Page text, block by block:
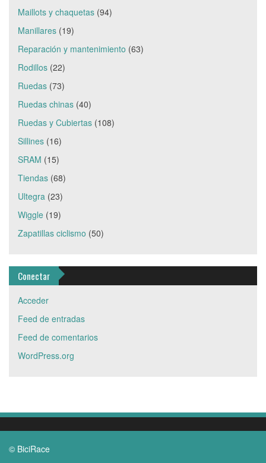
Maillots y chaquetas (94)
Manillares (19)
Reparación y mantenimiento (63)
Rodillos (22)
Ruedas (73)
Ruedas chinas (40)
Ruedas y Cubiertas (108)
Sillines (16)
SRAM (15)
Tiendas (68)
Ultegra (23)
Wiggle (19)
Zapatillas ciclismo (50)
Conectar
Acceder
Feed de entradas
Feed de comentarios
WordPress.org
© BiciRace